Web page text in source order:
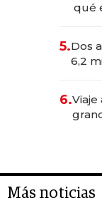
qué
5.Dos
6,2
6.Viaje
Más noticias